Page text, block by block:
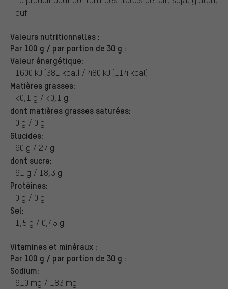
ouf.
Valeurs nutritionnelles :
Par 100 g / par portion de 30 g :
Valeur énergétique:
1600 kJ (381 kcal) / 480 kJ (114 kcal)
Matières grasses:
<0,1 g / <0,1 g
dont matières grasses saturées:
0 g / 0 g
Glucides:
90 g / 27 g
dont sucre:
61 g / 18,3 g
Protéines:
0 g / 0 g
Sel:
1,5 g / 0,45 g
Vitamines et minéraux :
Par 100 g / par portion de 30 g :
Sodium:
610 mg / 183 mg